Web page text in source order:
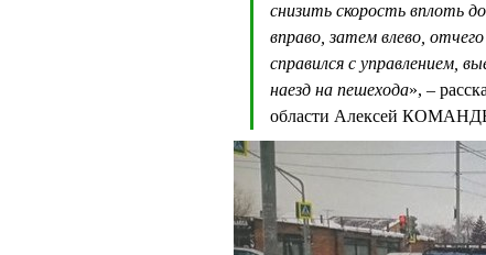
снизить скорость вплоть
вправо, затем влево,
справился с управлением,
наезд на пешехода», –
области Алексей